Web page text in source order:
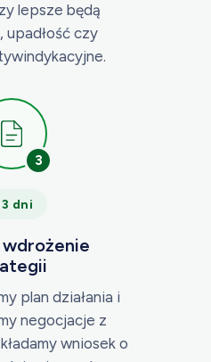
lepsze będą
upadłość czy
3
3 dni
plan działania i
negocjacje z
wniosek o